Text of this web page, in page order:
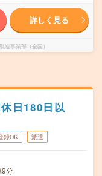
詳しく見る
事業部（全国）
日180日以
録OK 派遣
9分